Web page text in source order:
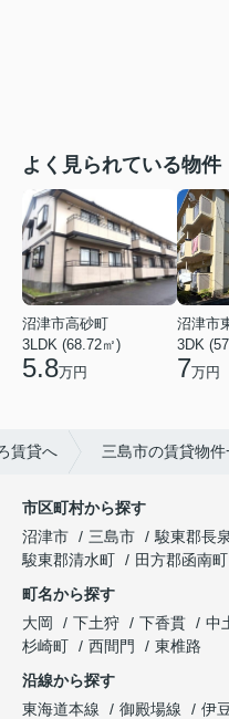
よく見られている物件
沼津市高砂町
3LDK (68.72㎡)
5.8万円
沼津市
3DK
7万円
賃貸へ 三島市の賃貸物
市区町村から探す
沼津市
三島市 駿東郡長
駿東郡清水町
田方郡函南町
町名から探す
大岡
下土狩 下香貫 中
杉崎町
西間門
東椎路
沿線から探す
東海道本線
御殿場線 伊